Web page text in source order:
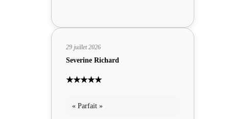
29 juillet 2026
Severine Richard
★★★★★
« Parfait »